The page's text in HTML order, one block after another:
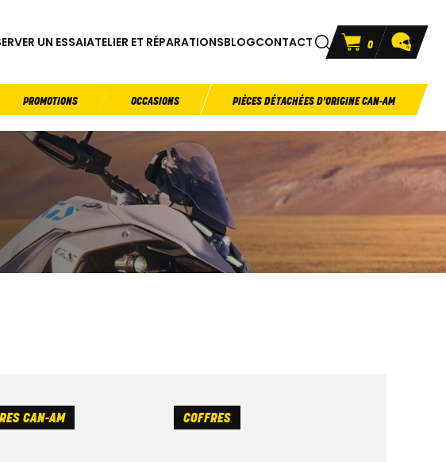
UN ESSAIATELIER ET RÉPARATIONSBLOGCONTACT 0
PROMOTIONS OCCASIONS PIÈCES DÉTACHÉES D'ORIGINE CAN-AM
CAN-AM COFFRES